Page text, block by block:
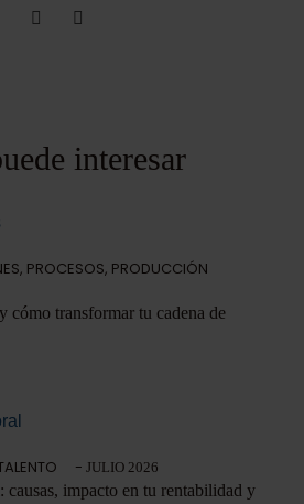
interesar
, PROCESOS, PRODUCCIÓN
cómo transformar tu cadena de
- JULIO 2026
causas, impacto en tu rentabilidad y